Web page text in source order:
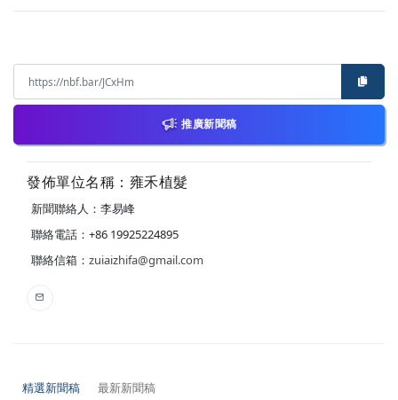
推廣新聞稿
發佈單位名稱：雍禾植髮
新聞聯絡人：李易峰
聯絡電話：+86 19925224895
聯絡信箱： zuiaizhifa@gmail.com
精選新聞稿 最新新聞稿